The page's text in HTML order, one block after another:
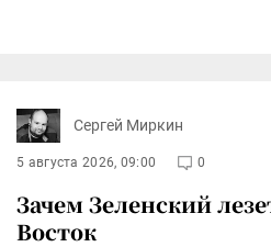
Сергей Миркин
5 августа 2026, 09:00 0
Зачем Зеленский
Восток